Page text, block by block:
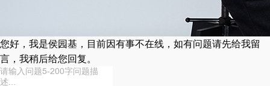
您好，我是侯园基，目前因有事不在线，如有问题请先给我留
言，我稍后给您回复。